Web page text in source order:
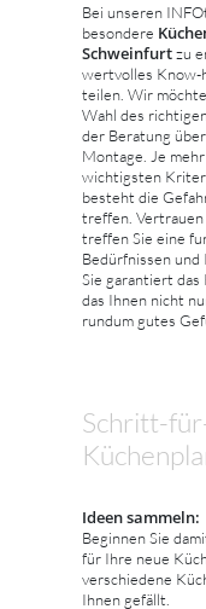
Bei unseren
besondere
Schweinfurtzu
wertvolles Know-
teilen. Wir
Wahl des
der Beratung
Montage. Je
wichtigsten
besteht die
treffen. Vertrauen
treffen Sie eine
Bedürfnissen und
Sie garantiert das
das Ihnen nicht
rundum gutes
Schritt-
Ideen sammeln:
Beginnen Sie
für Ihre neue
verschiedene
Ihnen gefällt.